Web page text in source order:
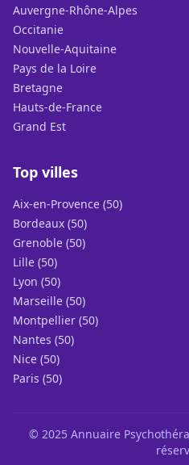
Auvergne-Rhône-Alpes
Occitanie
Nouvelle-Aquitaine
Pays de la Loire
Bretagne
Hauts-de-France
Grand Est
Top villes
Aix-en-Provence (50)
Bordeaux (50)
Grenoble (50)
Lille (50)
Lyon (50)
Marseille (50)
Montpellier (50)
Nantes (50)
Nice (50)
Paris (50)
© 2025 Annuaire